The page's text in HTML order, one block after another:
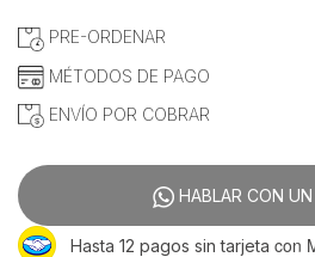
era:
PRE-ORDENAR
MÉTODOS DE PAGO
ENVÍO POR COBRAR
HABLAR CON UN
Hasta 12 pagos sin tarjeta con